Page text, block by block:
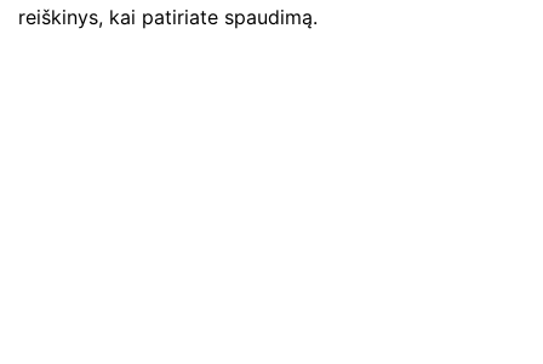
reiškinys, kai patiriate spaudimą.